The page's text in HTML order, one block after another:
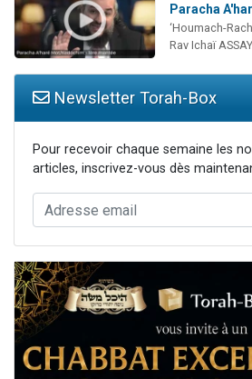
Paracha
‘Houmach-
Rav Ichaï
Newsletter Torah-Box
Pour recevoir chaque semaine les
articles, inscrivez-vous dès